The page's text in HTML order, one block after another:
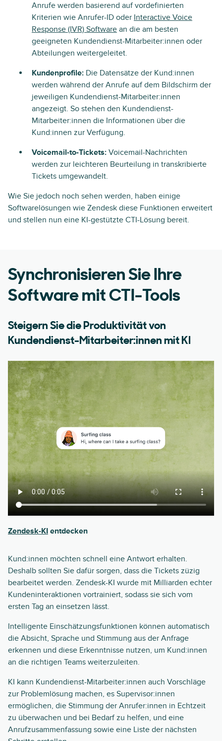
Anrufe werden basierend auf vordefinierten
Kriterien wie Anrufer-ID oder Interactive Voice
Response (IVR) Software an die am besten
geeigneten Kundendienst-Mitarbeiter:innen oder
Abteilungen weitergeleitet.
Kundenprofile: Die Datensätze der Kund:innen
werden während der Anrufe auf dem Bildschirm der
jeweiligen Kundendienst-Mitarbeiter:innen
angezeigt. So stehen den Kundendienst-
Mitarbeiter:innen die Informationen über die
Kund:innen zur Verfügung.
Voicemail-to-Tickets: Voicemail-Nachrichten
werden zur leichteren Beurteilung in transkribierte
Tickets umgewandelt.
Wie Sie jedoch noch sehen werden, haben einige
Softwarelösungen wie Zendesk diese Funktionen erweitert
und stellen nun eine KI-gestützte CTI-Lösung bereit.
Synchronisieren Sie Ihre
Software mit CTI-Tools
Steigern Sie die Produktivität von
Kundendienst-Mitarbeiter:innen mit KI
Zendesk-KI entdecken
Kund:innen möchten schnell eine Antwort erhalten.
Deshalb sollten Sie dafür sorgen, dass die Tickets züzig
bearbeitet werden. Zendesk-KI wurde mit Milliarden echter
Kundeninteraktionen vortrainiert, sodass sie sich vom
ersten Tag an einsetzen lässt.
Intelligente Einschätzungsfunktionen können automatisch
die Absicht, Sprache und Stimmung aus der Anfrage
erkennen und diese Erkenntnisse nutzen, um Kund:innen
an die richtigen Teams weiterzuleiten.
KI kann Kundendienst-Mitarbeiter:innen auch Vorschläge
zur Problemlösung machen, es Supervisor:innen
ermöglichen, die Stimmung der Anrufer:innen in Echtzeit
zu überwachen und bei Bedarf zu helfen, und eine
Anrufzusammenfassung sowie eine Liste der nächsten